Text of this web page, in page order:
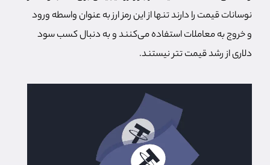
نوسانات قیمت را دارند تنها از این رمز ارز به عنوان واسطه ورود
و خروج به معاملات استفاده می‌کنند و به دنبال کسب سود
دلاری از رشد قیمت تتر نیستند.